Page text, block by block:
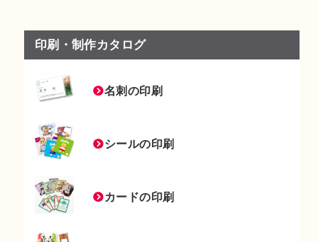
印刷・制作カタログ
名刺の印刷
シールの印刷
カードの印刷